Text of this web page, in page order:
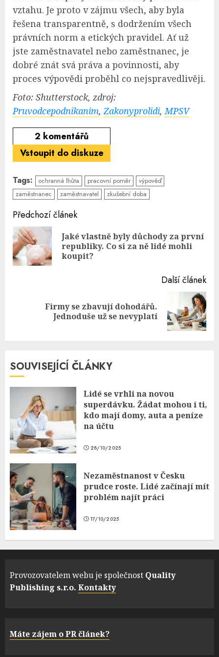
vztahu. Je proto v zájmu všech, aby byla
řešena transparentně, s dodržením všech
právních norm a etických pravidel. Ať už
jste zaměstnavatel nebo zaměstnanec, je
dobré znát svá práva a povinnosti, aby
proces výpovědi proběhl co nejspravedlivěji.
Foto: Shutterstock, zdroj:
Pruvodcepodnikanim,Zakonyprolidi,MPSV
2 komentářů
Vstoupit do diskuze
Tags: ochranná lhůta pracovní poměr
výpověď
zaměstnanec
zaměstnavatel zkušební doba
Continue
Reading
Předchozí článek
Jaké vlastně byly důchody za první
republiky. Co si za ně lidé mohli
koupit?
Další článek
Firmy se zbavují dohodářů.
Jednoduše už se nevyplatí
SOUVISEJÍCÍ ČLÁNKY
Lidé se vrhli na novou
superdávku. Žádat mohou i ti,
kdo mají domy, auta a peníze
na účtu
28/10/2025
Nezaměstnanost v Česku
prudce roste. Lidé začínají mít
problém najít práci
17/10/2025
Provozovatelem webu je společnost Quality
Publishing s.r.o. Kontakty
Máte zájem o PR článek?